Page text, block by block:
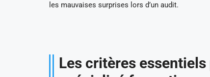
les mauvaises surprises lors d’un audit.
Les critères